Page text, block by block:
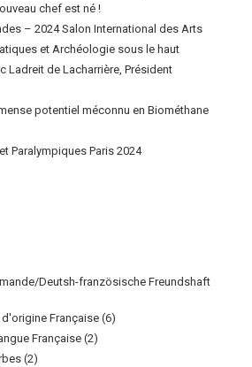
chef est né !
– 2024 Salon International des Arts
et Archéologie sous le haut
Ladreit de Lacharrière, Président
potentiel méconnu en Biométhane
Paralympiques Paris 2024
Deutsh-französische Freundshaft
Française (6)
Française (2)
(2)